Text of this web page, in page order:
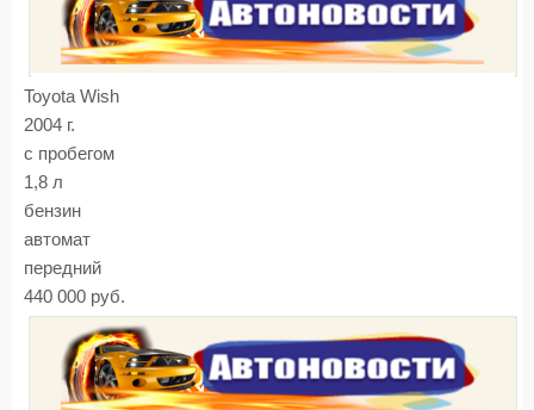
Toyota Wish
2004 г.
с пробегом
1,8 л
бензин
автомат
передний
440 000 руб.